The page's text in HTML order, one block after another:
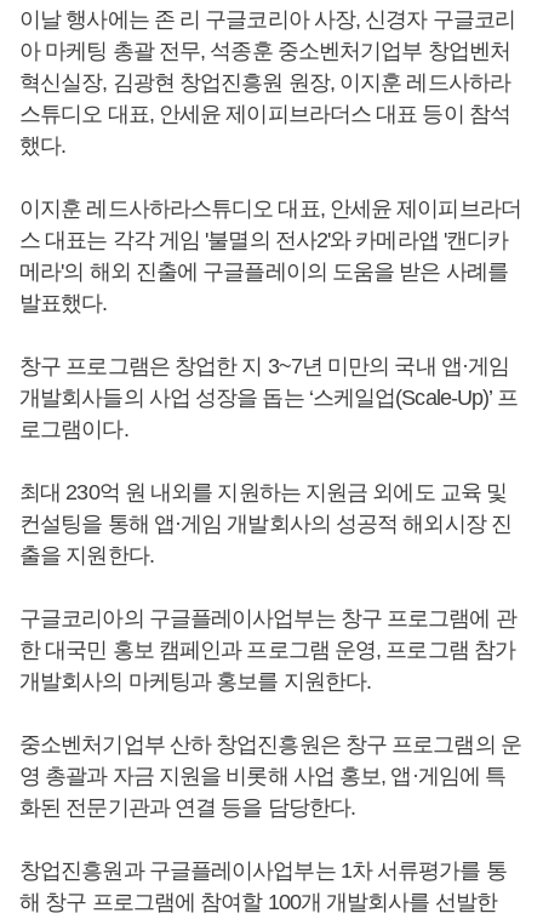
이날 행사에는 존 리 구글코리아 사장, 신경자 구글코리
아 마케팅 총괄 전무, 석종훈 중소벤처기업부 창업벤처
혁신실장, 김광현 창업진흥원 원장, 이지훈 레드사하라
스튜디오 대표, 안세윤 제이피브라더스 대표 등이 참석
했다.
이지훈 레드사하라스튜디오 대표, 안세윤 제이피브라더
스 대표는 각각 게임 '불멸의 전사2'와 카메라앱 '캔디카
메라'의 해외 진출에 구글플레이의 도움을 받은 사례를
발표했다.
창구 프로그램은 창업한 지 3~7년 미만의 국내 앱·게임
개발회사들의 사업 성장을 돕는 ‘스케일업(Scale-Up)’ 프
로그램이다.
최대 230억 원 내외를 지원하는 지원금 외에도 교육 및
컨설팅을 통해 앱·게임 개발회사의 성공적 해외시장 진
출을 지원한다.
구글코리아의 구글플레이사업부는 창구 프로그램에 관
한 대국민 홍보 캠페인과 프로그램 운영, 프로그램 참가
개발회사의 마케팅과 홍보를 지원한다.
중소벤처기업부 산하 창업진흥원은 창구 프로그램의 운
영 총괄과 자금 지원을 비롯해 사업 홍보, 앱·게임에 특
화된 전문기관과 연결 등을 담당한다.
창업진흥원과 구글플레이사업부는 1차 서류평가를 통
해 창구 프로그램에 참여할 100개 개발회사를 선발한